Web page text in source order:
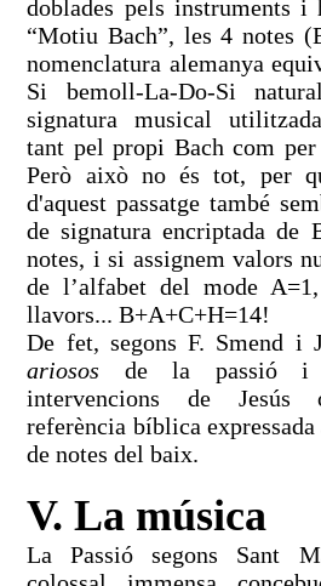
doblades pels instruments
“Motiu Bach”, les 4 notes
nomenclatura alemanya
Si bemoll-La-Do-Si
signatura musical
tant pel propi Bach com
Però això no és tot, per
d'aquest passatge també
de signatura encriptada de
notes, i si assignem valors
de l’alfabet del mode
llavors... B+A+C+H=14!
De fet, segons F. Smend i
ariosos de la passió i
intervencions de Jesús
referència bíblica
de notes del baix.
V. La música
La Passió segons Sant